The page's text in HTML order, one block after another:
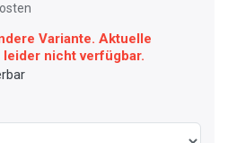
Variante. Aktuelle
nicht verfügbar.